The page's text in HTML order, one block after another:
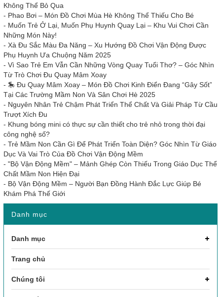
Không Thể Bỏ Qua
- Phao Bơi – Món Đồ Chơi Mùa Hè Không Thể Thiếu Cho Bé
- Muốn Trẻ Ở Lại, Muốn Phụ Huynh Quay Lại – Khu Vui Chơi Cần
Những Món Này!
- Xà Đu Sắc Màu Đa Năng – Xu Hướng Đồ Chơi Vận Động Được
Phụ Huynh Ưa Chuộng Năm 2025
- Vì Sao Trẻ Em Vẫn Cần Những Vòng Quay Tuổi Thơ? – Góc Nhìn
Từ Trò Chơi Đu Quay Mâm Xoay
- 🎠 Đu Quay Mâm Xoay – Món Đồ Chơi Kinh Điển Đang “Gây Sốt”
Tại Các Trường Mầm Non Và Sân Chơi Hè 2025
- Nguyên Nhân Trẻ Chậm Phát Triển Thể Chất Và Giải Pháp Từ Cầu
Trượt Xích Đu
- Khung bóng mini có thực sự cần thiết cho trẻ nhỏ trong thời đại
công nghệ số?
- Trẻ Mầm Non Cần Gì Để Phát Triển Toàn Diện? Góc Nhìn Từ Giáo
Dục Và Vai Trò Của Đồ Chơi Vận Động Mềm
- "Bộ Vận Động Mềm" – Mảnh Ghép Còn Thiếu Trong Giáo Dục Thể
Chất Mầm Non Hiện Đại
- Bộ Vận Động Mềm – Người Bạn Đồng Hành Đắc Lực Giúp Bé
Khám Phá Thế Giới
Danh mục
Danh mục
Trang chủ
Chúng tôi